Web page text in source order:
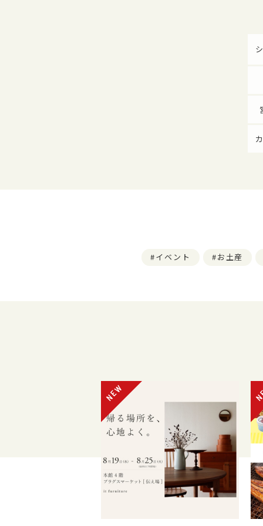
イベント お土産